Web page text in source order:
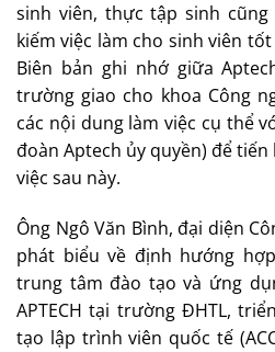
sinh viên, thực tập sinh
kiếm việc làm cho sinh viên
Biên bản ghi nhớ giữa
trường giao cho khoa Công
các nội dung làm việc cụ thể
đoàn Aptech ủy quyền) để
việc sau này.
Ông Ngô Văn Bình, đại diện
phát biểu về định hướng
trung tâm đào tạo và ứng
APTECH tại trường ĐHTL,
tạo lập trình viên quốc tế